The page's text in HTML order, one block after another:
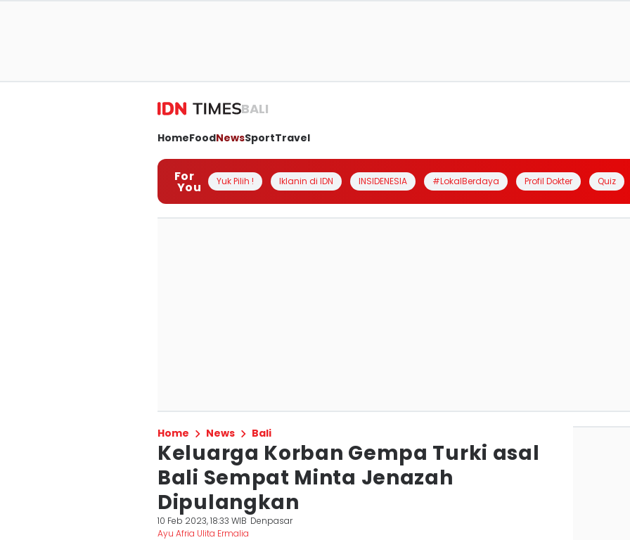
BALI
HomeFoodNewsSportTravel
For
You Yuk Pilih ! Iklanin di IDN INSIDENESIA #LokalBerdaya Profil Dokter Quiz
Home News Bali
Keluarga Korban Gempa Turki asal
Bali Sempat Minta Jenazah
Dipulangkan
10 Feb 2023, 18:33 WIB Denpasar
Ayu Afria Ulita Ermalia